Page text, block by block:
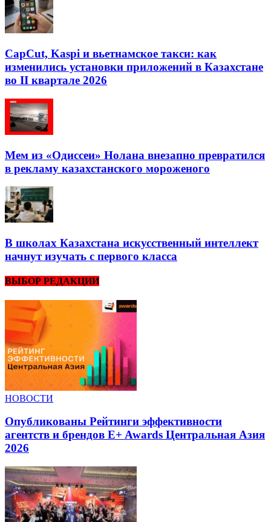
CapCut, Kaspi и вьетнамское такси: как
изменились установки приложений в Казахстане
во II квартале 2026
Мем из «Одиссеи» Нолана внезапно превратился
в рекламу казахстанского мороженого
В школах Казахстана искусственный интеллект
начнут изучать с первого класса
ВЫБОР РЕДАКЦИИ
НОВОСТИ
Опубликованы Рейтинги эффективности
агентств и брендов E+ Awards Центральная Азия
2026